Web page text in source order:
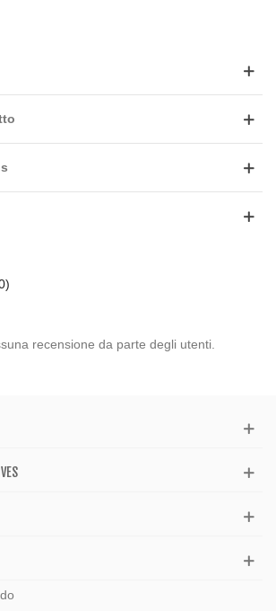
recensione da parte degli utenti.